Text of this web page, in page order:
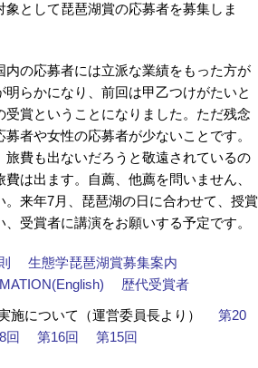
象として琵琶湖賞の応募者を募集しま
の応募者には立派な業績をもった方が
らかになり、前回は甲乙つけがたいと
受賞ということになりました。ただ残念
者や女性の応募者が少ないことです。
旅費も出ないだろうと敬遠されているの
は出ます。自薦、他薦を問いません、
。来年7月、琵琶湖の日に合わせて、授賞
受賞者に講演をお願いする予定です。
生態学琵琶湖賞募集案内
歴代受賞者
施について（運営委員長より）
第20
回 第16回 第15回